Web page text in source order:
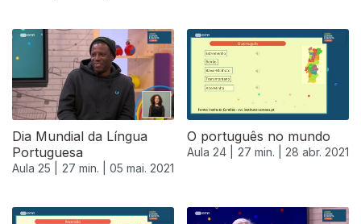
Dia Mundial da Língua
Portuguesa
Aula 25 | 27 min. | 05 mai. 2021
O português no mundo
Aula 24 | 27 min. | 28 abr. 2021
537078